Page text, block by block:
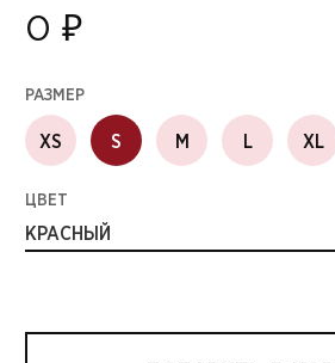
0 ₽
РАЗМЕР
XS S M L XL
ЦВЕТ
КРАСНЫЙ